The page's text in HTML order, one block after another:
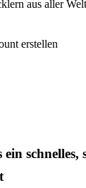
aus aller
erstellen
schnelles,